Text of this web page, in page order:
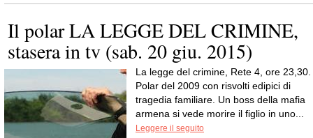
Il polar LA LEGGE DEL CRIMINE,
stasera in tv (sab. 20 giu. 2015)
La legge del crimine, Rete 4, ore 23,30.
Polar del 2009 con risvolti edipici di
tragedia familiare. Un boss della mafia
armena si vede morire il figlio in uno...
Leggere il seguito